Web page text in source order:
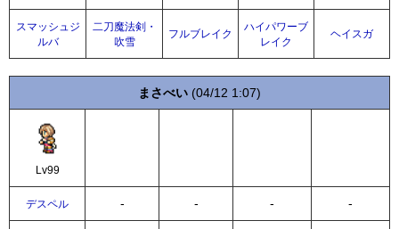
スマッシュジ
ルバ
二刀魔法剣・
吹雪
フルブレイク
ハイパワーブ
レイク
ヘイスガ
まさべい (04/12 1:07)
Lv99
デスペル - - - -